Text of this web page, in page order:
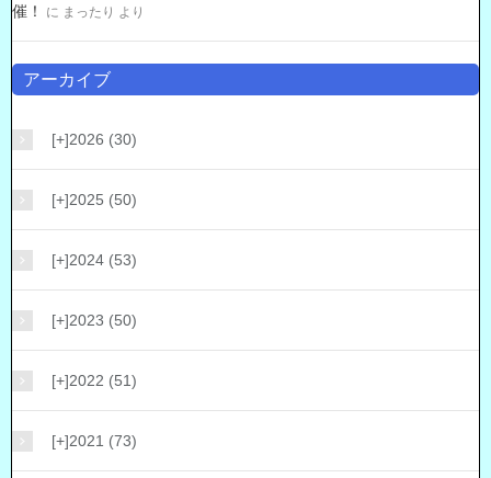
催！
に まったり より
アーカイブ
[+]2026 (30)
[+]2025 (50)
[+]2024 (53)
[+]2023 (50)
[+]2022 (51)
[+]2021 (73)